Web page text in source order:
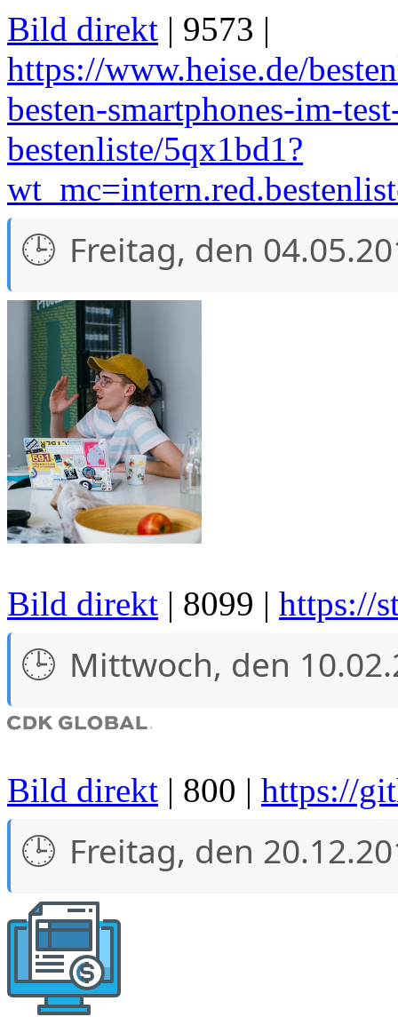
Bild direkt | 9573 |
https://www.heise.de/
besten-smartphones-im-
bestenliste/5qx1bd1?
Freitag, den
Bild direkt | 8099 | https://
Mittwoch, den
Bild direkt | 800 | https://
Freitag, den